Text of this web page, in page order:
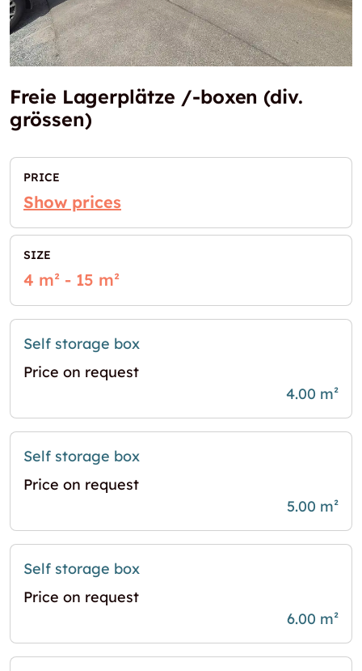
Freie Lagerplätze /-boxen (div.
grössen)
PRICE
Show prices
SIZE
4 m² - 15 m²
Self storage box
Price on request
4.00 m²
Self storage box
Price on request
5.00 m²
Self storage box
Price on request
6.00 m²